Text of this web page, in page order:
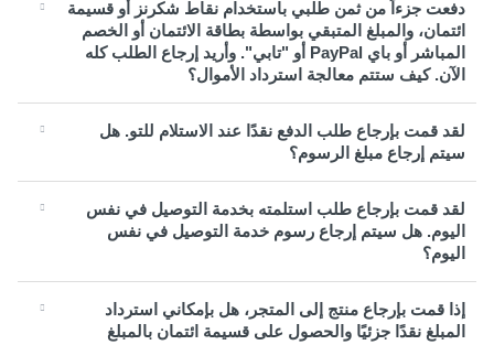
دفعت جزءاً من ثمن طلبي باستخدام نقاط شكرنز أو قسيمة
ائتمان، والمبلغ المتبقي بواسطة بطاقة الائتمان أو الخصم
المباشر أو باي PayPal أو "تابي". وأريد إرجاع الطلب كله
الآن. كيف ستتم معالجة استرداد الأموال؟
لقد قمت بإرجاع طلب الدفع نقدًا عند الاستلام للتو. هل
سيتم إرجاع مبلغ الرسوم؟
لقد قمت بإرجاع طلب استلمته بخدمة التوصيل في نفس
اليوم. هل سيتم إرجاع رسوم خدمة التوصيل في نفس
اليوم؟
إذا قمت بإرجاع منتج إلى المتجر، هل بإمكاني استرداد
المبلغ نقدًا جزئيًا والحصول على قسيمة ائتمان بالمبلغ